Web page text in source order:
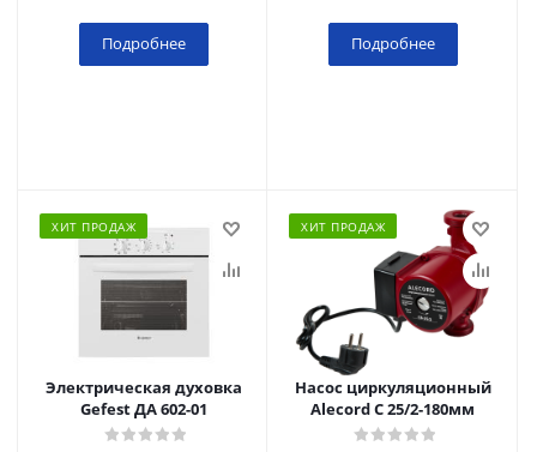
Подробнее Подробнее
ХИТ ПРОДАЖ
Электрическая духовка
Gefest ДА 602-01
ХИТ ПРОДАЖ
Насос циркуляционный
Alecord C 25/2-180мм